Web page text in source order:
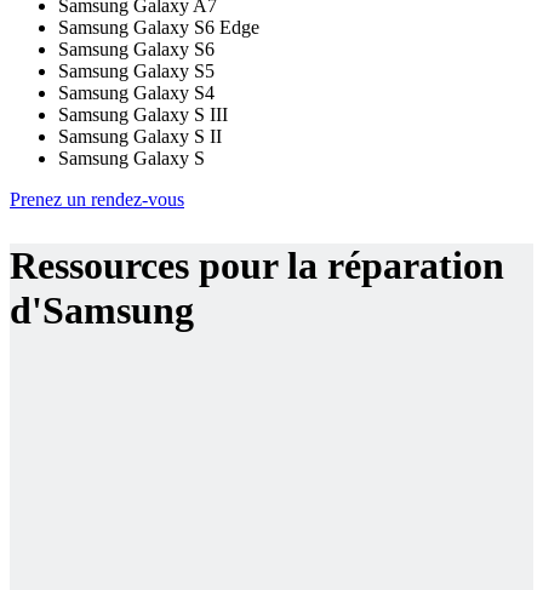
Samsung Galaxy A7
Samsung Galaxy S6 Edge
Samsung Galaxy S6
Samsung Galaxy S5
Samsung Galaxy S4
Samsung Galaxy S III
Samsung Galaxy S II
Samsung Galaxy S
Prenez un rendez-vous
Ressources pour la réparation
d'Samsung